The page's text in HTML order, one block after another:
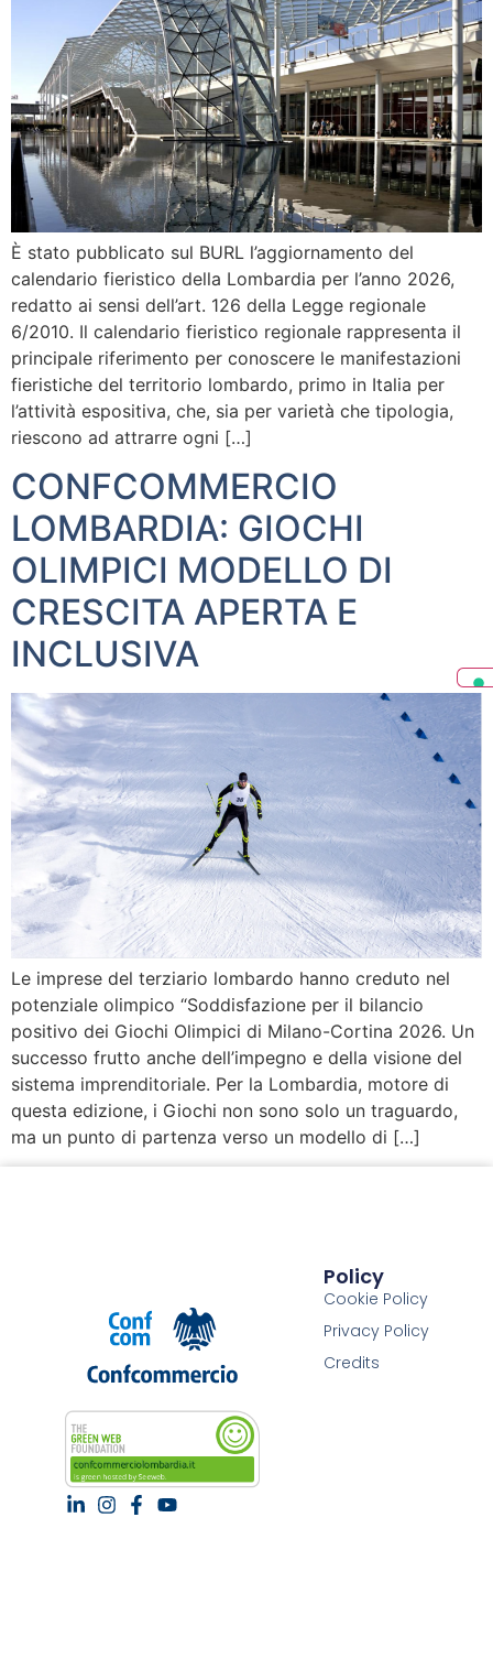
È stato pubblicato sul BURL l’aggiornamento del
calendario fieristico della Lombardia per l’anno 2026,
redatto ai sensi dell’art. 126 della Legge regionale
6/2010. Il calendario fieristico regionale rappresenta il
principale riferimento per conoscere le manifestazioni
fieristiche del territorio lombardo, primo in Italia per
l’attività espositiva, che, sia per varietà che tipologia,
riescono ad attrarre ogni […]
CONFCOMMERCIO
LOMBARDIA: GIOCHI
OLIMPICI MODELLO DI
CRESCITA APERTA E
INCLUSIVA
Le imprese del terziario lombardo hanno creduto nel
potenziale olimpico “Soddisfazione per il bilancio
positivo dei Giochi Olimpici di Milano-Cortina 2026. Un
successo frutto anche dell’impegno e della visione del
sistema imprenditoriale. Per la Lombardia, motore di
questa edizione, i Giochi non sono solo un traguardo,
ma un punto di partenza verso un modello di […]
Policy
Cookie Policy
Privacy Policy
Credits